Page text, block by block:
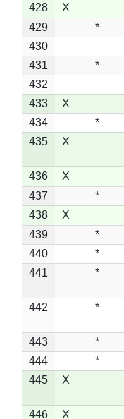
428
X
429
*
430
431
*
432
433
X
434
*
435
X
436 X
437
*
438
X
439
*
440
*
441
*
442
*
443
*
444
*
445
X
446 X